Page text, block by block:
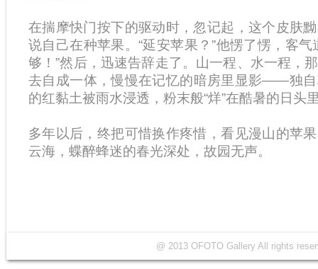
在揣摩快门按下的驱动时，忽记起，这个皮肤
说自己在种苹果。“延安苹果？”他愣了愣，客
够！”然后，迅速告辞走了。山一程、水一程，
去自成一体，慢慢在记忆的暗房里显影——独
的红黏土被雨水浸透，粉末般“烊”在酷暑的日头
多年以后，终把可惜换作疼惜，看见漫山的苹
云海，蝶醉蜂迷的春光深处，故园无声。
@ 2013 OFOTO Gallery All rights